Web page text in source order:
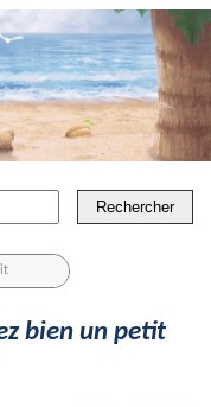
Rechercher
bien un petit